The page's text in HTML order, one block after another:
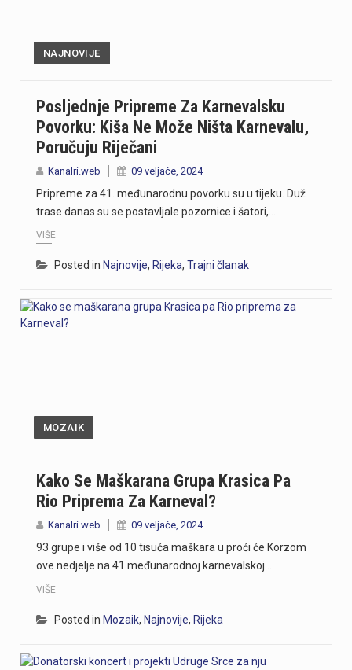
NAJNOVIJE
Posljednje Pripreme Za Karnevalsku
Povorku: Kiša Ne Može Ništa Karnevalu,
Poručuju Riječani
Kanalri.web 09 veljače, 2024
Pripreme za 41. međunarodnu povorku su u tijeku. Duž
trase danas su se postavljale pozornice i šatori,…
VIŠE
Posted in Najnovije, Rijeka, Trajni članak
MOZAIK
Kako Se Maškarana Grupa Krasica Pa
Rio Priprema Za Karneval?
Kanalri.web 09 veljače, 2024
93 grupe i više od 10 tisuća maškara u proći će Korzom
ove nedjelje na 41.međunarodnoj karnevalskoj…
VIŠE
Posted in Mozaik, Najnovije, Rijeka